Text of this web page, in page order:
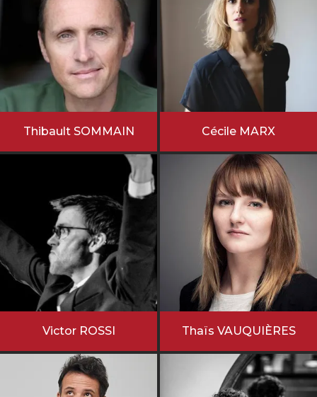
Thibault SOMMAIN Cécile MARX
Victor ROSSI Thaïs VAUQUIÈRES